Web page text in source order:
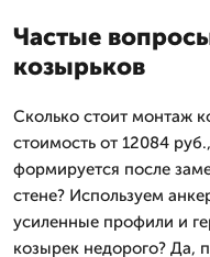
Частые
козырьков
Сколько стоит монтаж
стоимость от 12084
формируется после
стене? Используем
усиленные профили и
козырек недорого? Да,